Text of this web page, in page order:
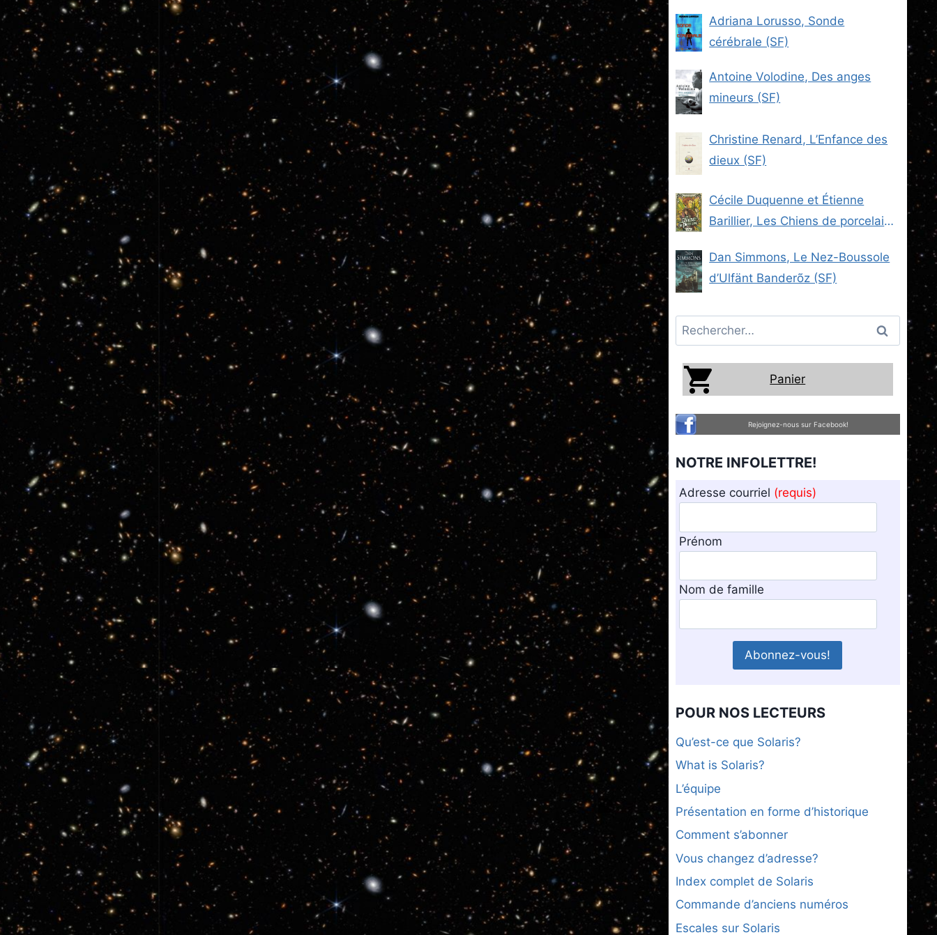
Adriana Lorusso, Sonde
cérébrale (SF)
Antoine Volodine, Des anges
mineurs (SF)
Christine Renard, L’Enfance des
dieux (SF)
Cécile Duquenne et Étienne
Barillier, Les Chiens de porcelaine
Dan Simmons, Le Nez-Boussole
d’Ulfänt Banderõz (SF)
Rechercher :
Panier
Rejoignez-nous sur Facebook!
NOTRE INFOLETTRE!
Adresse courriel (requis)
Prénom
Nom de famille
POUR NOS LECTEURS
Qu’est-ce que Solaris?
What is Solaris?
L’équipe
Présentation en forme d’historique
Comment s’abonner
Vous changez d’adresse?
Index complet de Solaris
Commande d’anciens numéros
Escales sur Solaris